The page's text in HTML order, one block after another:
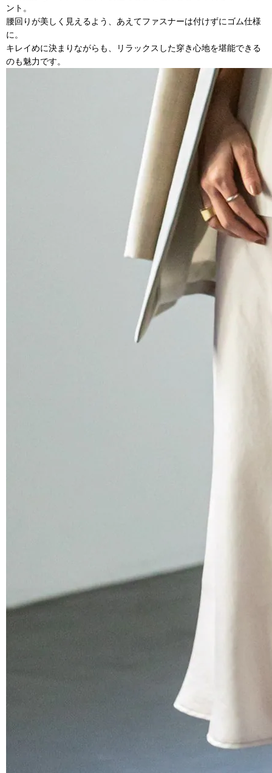
ント。
腰回りが美しく見えるよう、あえてファスナーは付けずにゴム仕様
に。
キレイめに決まりながらも、リラックスした穿き心地を堪能できる
のも魅力です。